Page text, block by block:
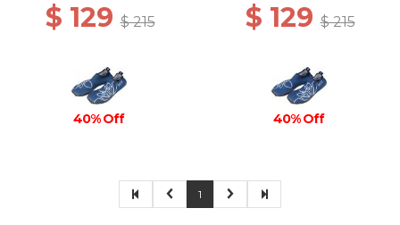
$ 129$ 215
40% Off
$ 129$ 215
40% Off
1